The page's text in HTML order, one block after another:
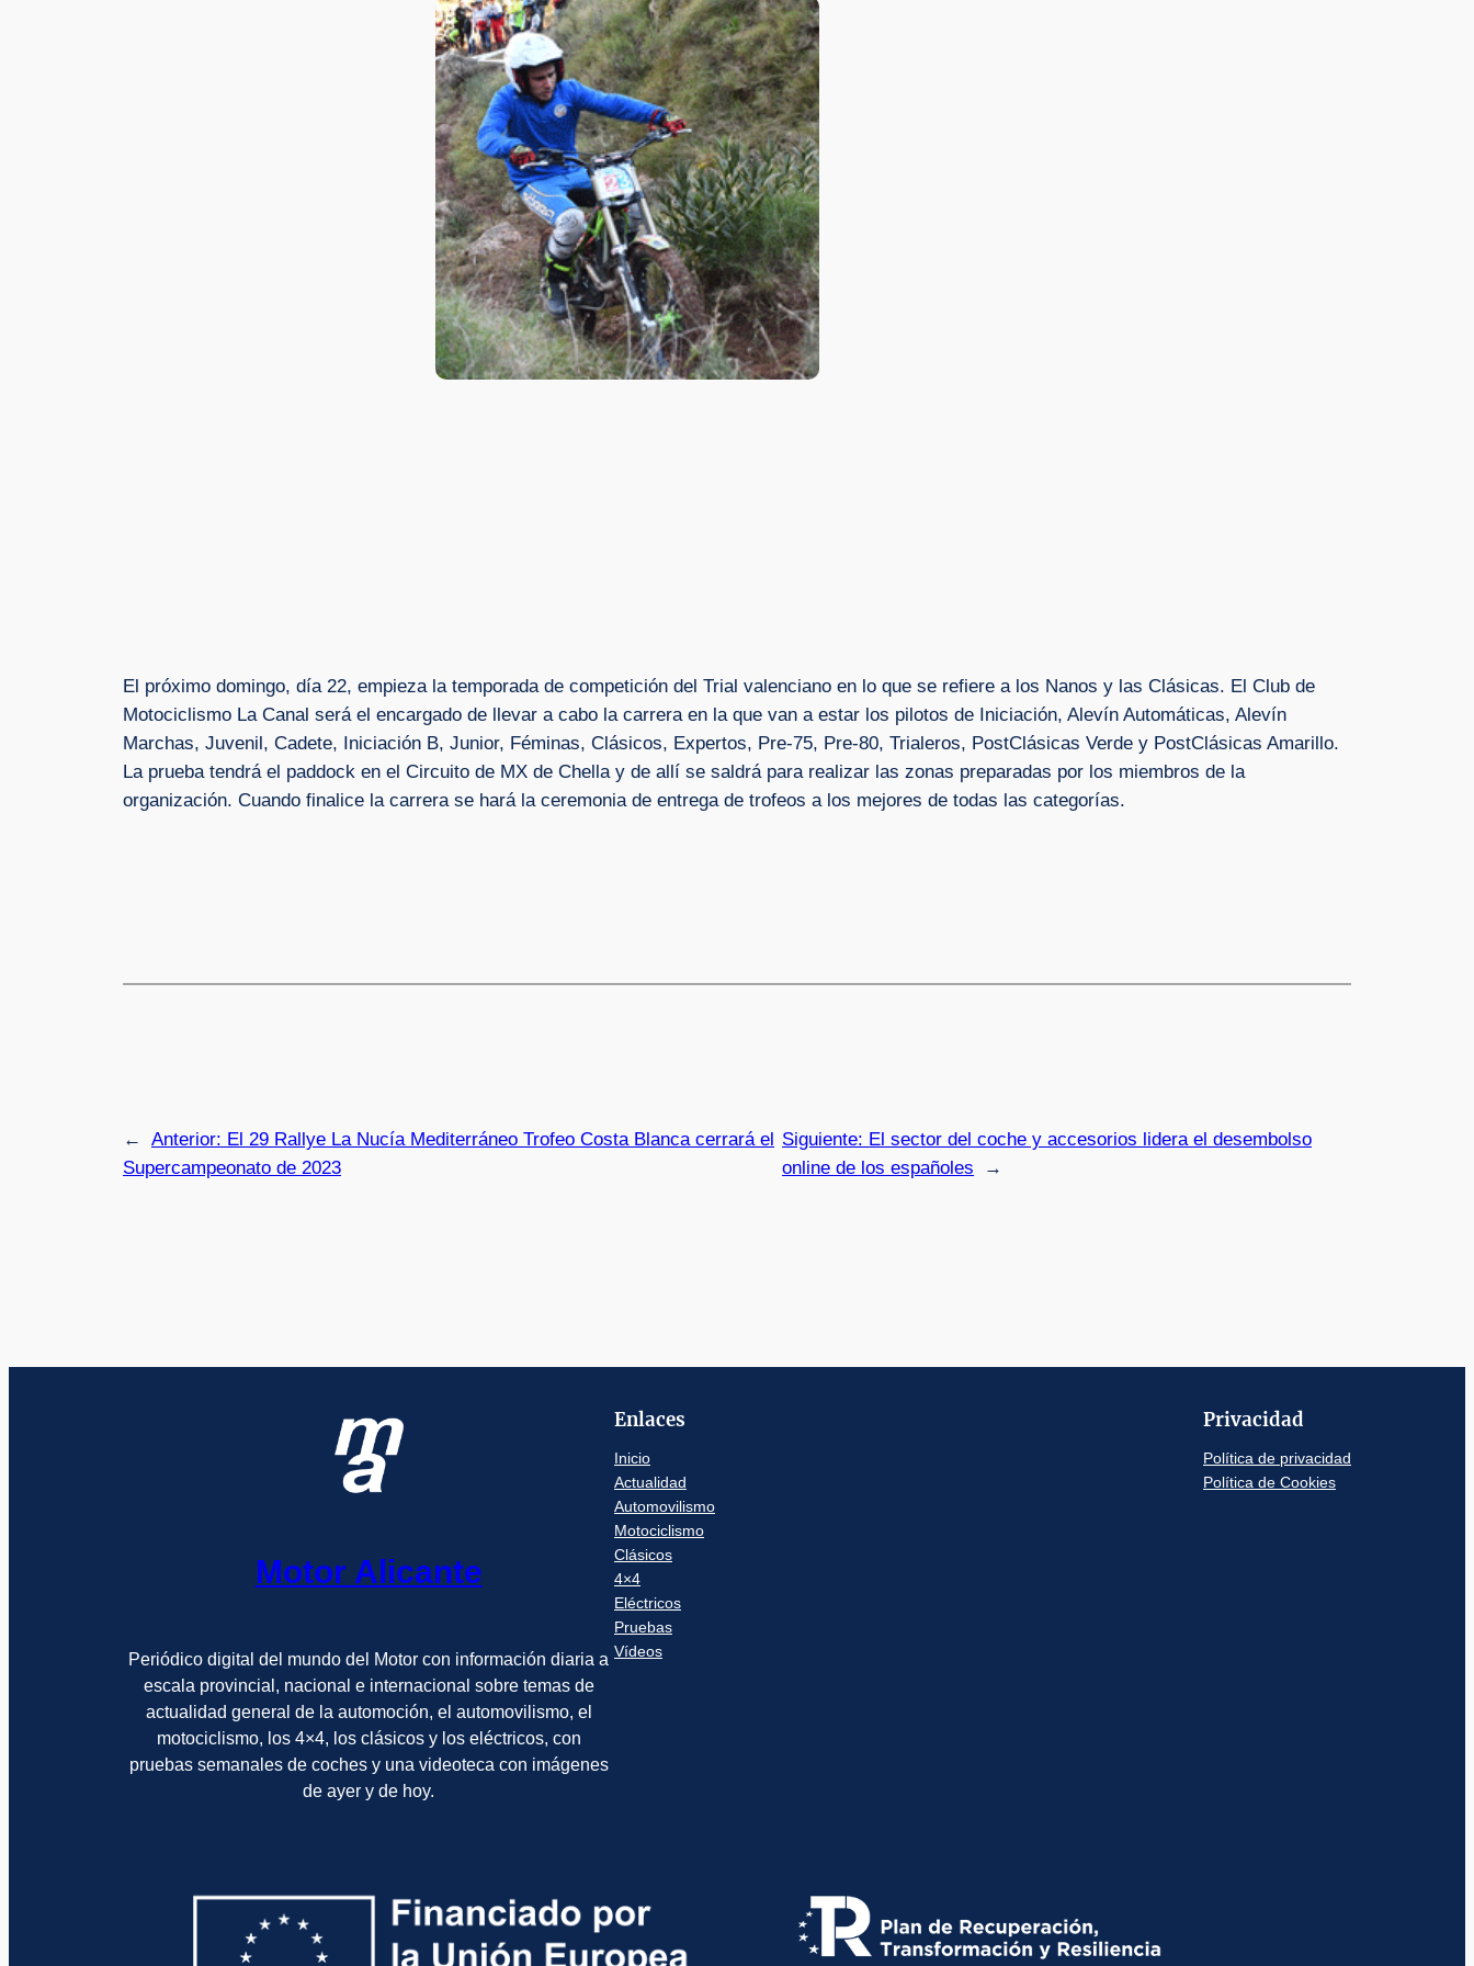
El próximo domingo, día 22, empieza la temporada de competición del Trial valenciano en lo que se refiere a los Nanos y las Clásicas. El Club de
Motociclismo La Canal será el encargado de llevar a cabo la carrera en la que van a estar los pilotos de Iniciación, Alevín Automáticas, Alevín
Marchas, Juvenil, Cadete, Iniciación B, Junior, Féminas, Clásicos, Expertos, Pre-75, Pre-80, Trialeros, PostClásicas Verde y PostClásicas Amarillo.
La prueba tendrá el paddock en el Circuito de MX de Chella y de allí se saldrá para realizar las zonas preparadas por los miembros de la
organización. Cuando finalice la carrera se hará la ceremonia de entrega de trofeos a los mejores de todas las categorías.
← Anterior: El 29 Rallye La Nucía Mediterráneo Trofeo Costa Blanca cerrará el
Supercampeonato de 2023
Siguiente: El sector del coche y accesorios lidera el desembolso
online de los españoles
→
Motor Alicante
Periódico digital del mundo del Motor con información diaria a
escala provincial, nacional e internacional sobre temas de
actualidad general de la automoción, el automovilismo, el
motociclismo, los 4×4, los clásicos y los eléctricos, con
pruebas semanales de coches y una videoteca con imágenes
de ayer y de hoy.
Enlaces
Inicio
Actualidad
Automovilismo
Motociclismo
Clásicos
4×4
Eléctricos
Pruebas
Vídeos
Privacidad
Política de privacidad
Política de Cookies